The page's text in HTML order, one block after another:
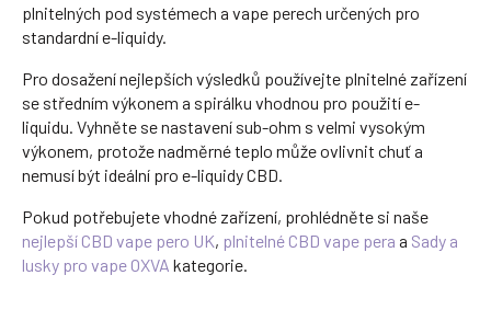
plnitelných pod systémech a vape perech určených pro
standardní e-liquidy.
Pro dosažení nejlepších výsledků používejte plnitelné zařízení
se středním výkonem a spirálku vhodnou pro použití e-
liquidu. Vyhněte se nastavení sub-ohm s velmi vysokým
výkonem, protože nadměrné teplo může ovlivnit chuť a
nemusí být ideální pro e-liquidy CBD.
Pokud potřebujete vhodné zařízení, prohlédněte si naše
nejlepší CBD vape pero UK, plnitelné CBD vape pera a Sady a
lusky pro vape OXVA kategorie.